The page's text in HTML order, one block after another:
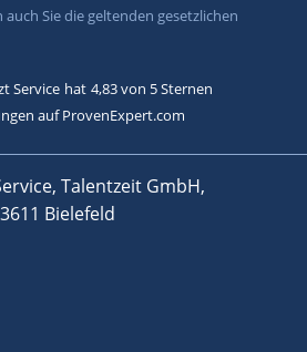
Sie die geltenden gesetzlichen
Service hat 4,83von 5Sternen
auf ProvenExpert.com
Talentzeit GmbH,
Bielefeld